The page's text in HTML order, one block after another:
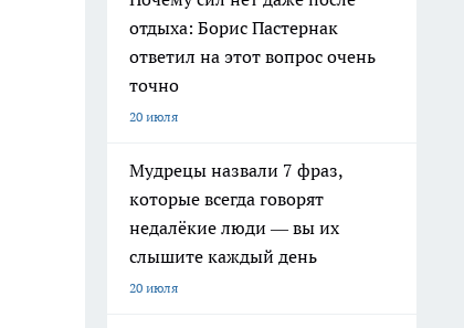
отдыха: Борис Пастернак
ответил на этот вопрос очень
точно
20 июля
Мудрецы назвали 7 фраз,
которые всегда говорят
недалёкие люди — вы их
слышите каждый день
20 июля